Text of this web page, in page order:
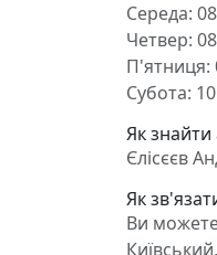
Середа:
Четвер:
П'ятниця:
Субота:
Як знайти
Єлісєєв
Як
Ви